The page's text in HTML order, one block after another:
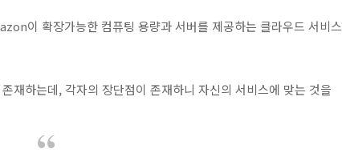
이 확장가능한 컴퓨팅 용량과 서버를 제공하는 클라우드 서비스
재하는데, 각자의 장단점이 존재하니 자신의 서비스에 맞는 것을